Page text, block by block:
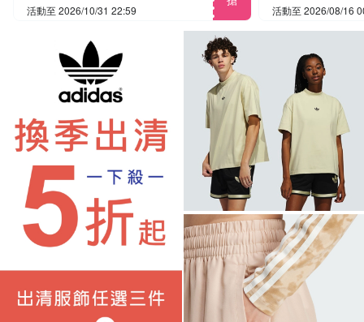
活動至 2026/10/31 22:59 活動至 2026/08/16